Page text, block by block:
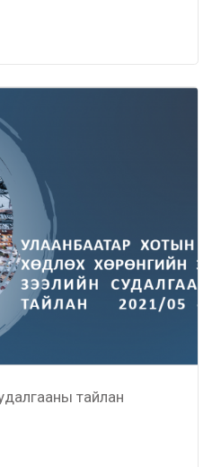
тайлан